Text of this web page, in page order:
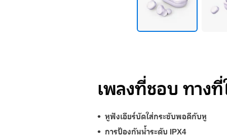
เพลงที่ชอบ ทางที่
หูฟังเอียร์บัดใส่กระชับพอดีกับหู
การป้องกันน้ำระดับ IPX4